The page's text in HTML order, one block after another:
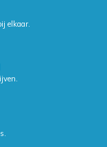
elkaar.